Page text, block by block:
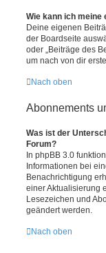
Wie kann ich meine
Deine eigenen
der Boardseite
oder „Beiträge des
um nach von dir
Nach oben
Abonnements
Was ist der
Forum?
In phpBB 3.0
Informationen bei
Benachrichtigung
einer Aktualisierung
Lesezeichen und
geändert werden.
Nach oben